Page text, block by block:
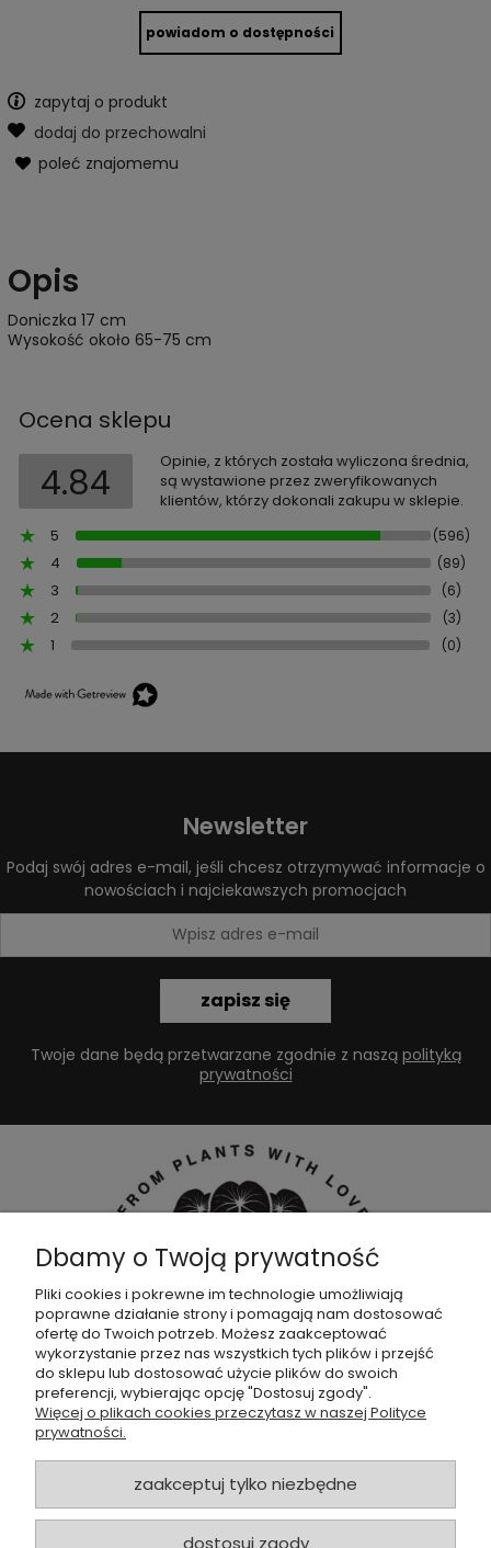
powiadom o dostępności
zapytaj o produkt
dodaj do przechowalni
poleć znajomemu
Opis
Doniczka 17 cm
Wysokość około 65-75 cm
Ocena sklepu
4.84
Opinie, z których została wyliczona średnia,
są wystawione przez zweryfikowanych
klientów, którzy dokonali zakupu w sklepie.
5
(596)
4 (89)
3 (6)
2 (3)
1 (0)
Newsletter
Podaj swój adres e-mail, jeśli chcesz otrzymywać informacje o
nowościach i najciekawszych promocjach
zapisz się
Twoje dane będą przetwarzane zgodnie z naszą polityką
prywatności
Dołącz do naszejgrupy facebookowej !
POMOC
SKLEP
Dbamy o Twoją prywatność
Pliki cookies i pokrewne im technologie umożliwiają
poprawne działanie strony i pomagają nam dostosować
ofertę do Twoich potrzeb. Możesz zaakceptować
wykorzystanie przez nas wszystkich tych plików i przejść
do sklepu lub dostosować użycie plików do swoich
preferencji, wybierając opcję "Dostosuj zgody".
Więcej o plikach cookies przeczytasz w naszej Polityce
prywatności.
zaakceptuj tylko niezbędne
dostosuj zgody